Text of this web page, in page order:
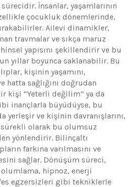
İnsanlar, yaşamlarının
çocukluk dönemlerinde,
Ailevi dinamikler,
travmalar ve sıkça maruz
yapısını şekillendirir ve bu
yıllar boyunca saklanabilir. Bu
kişinin yaşamını,
hatta sağlığını doğrudan
kişi “Yeterli değilim” ya da
inançlarla büyüdüyse, bu
yerleşir ve kişinin davranışlarını,
sürekli olarak bu olumsuz
yönlendirir. Bilinçaltı
farkına varılmasını ve
sağlar. Dönüşüm süreci,
hipnoz, enerji
egzersizleri gibi tekniklerle